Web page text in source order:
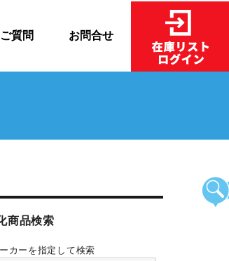
質問 お問合せ
商品検索
カーを指定して検索